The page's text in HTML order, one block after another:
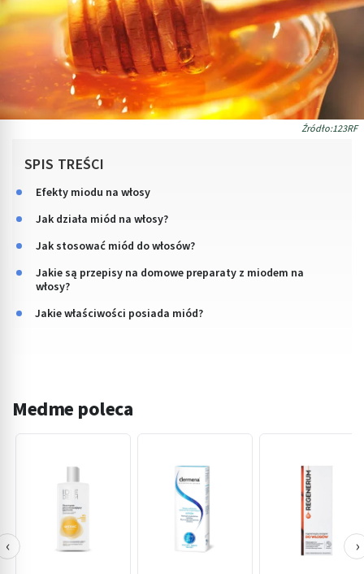
Źródło:123RF
SPIS TREŚCI
Efekty miodu na włosy
Jak działa miód na włosy?
Jak stosować miód do włosów?
Jakie są przepisy na domowe preparaty z miodem na
włosy?
Jakie właściwości posiada miód?
Medme poleca
‹ ›